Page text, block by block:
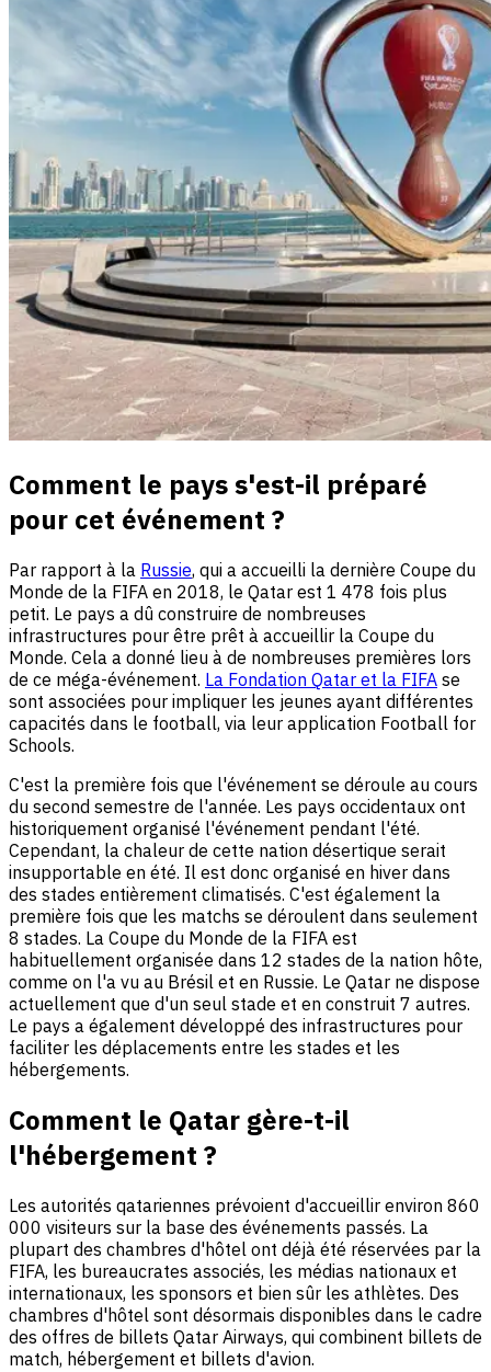
Comment le pays s'est-il préparé
pour cet événement ?
Par rapport à la Russie, qui a accueilli la dernière Coupe du
Monde de la FIFA en 2018, le Qatar est 1 478 fois plus
petit. Le pays a dû construire de nombreuses
infrastructures pour être prêt à accueillir la Coupe du
Monde. Cela a donné lieu à de nombreuses premières lors
de ce méga-événement. La Fondation Qatar et la FIFA se
sont associées pour impliquer les jeunes ayant différentes
capacités dans le football, via leur application Football for
Schools.
C'est la première fois que l'événement se déroule au cours
du second semestre de l'année. Les pays occidentaux ont
historiquement organisé l'événement pendant l'été.
Cependant, la chaleur de cette nation désertique serait
insupportable en été. Il est donc organisé en hiver dans
des stades entièrement climatisés. C'est également la
première fois que les matchs se déroulent dans seulement
8 stades. La Coupe du Monde de la FIFA est
habituellement organisée dans 12 stades de la nation hôte,
comme on l'a vu au Brésil et en Russie. Le Qatar ne dispose
actuellement que d'un seul stade et en construit 7 autres.
Le pays a également développé des infrastructures pour
faciliter les déplacements entre les stades et les
hébergements.
Comment le Qatar gère-t-il
l'hébergement ?
Les autorités qatariennes prévoient d'accueillir environ 860
000 visiteurs sur la base des événements passés. La
plupart des chambres d'hôtel ont déjà été réservées par la
FIFA, les bureaucrates associés, les médias nationaux et
internationaux, les sponsors et bien sûr les athlètes. Des
chambres d'hôtel sont désormais disponibles dans le cadre
des offres de billets Qatar Airways, qui combinent billets de
match, hébergement et billets d'avion.